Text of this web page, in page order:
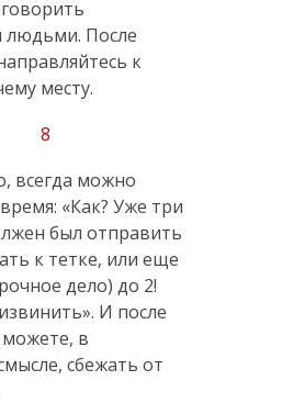
людьми. После
к
месту.
всегда можно
«Как? Уже три
был отправить
к тетке, или еще
дело) до 2!
И после
в
сбежать от